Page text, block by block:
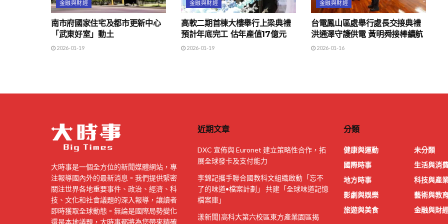
金融與財經
南市府國家住宅及都市更新中心
「武東好室」動土
2026-01-19
金融與財經
高軟二期首棟大樓舉行上梁典禮
預計年底完工 估年產值17億元
2026-01-19
金融與財經
台電鳳山區處舉行處長交接典禮
洪通澤守護供電 黃明舜接棒續航
2026-01-16
大時事是一個全方位的新聞媒體網站，專
注報導國內外的最新消息。我們提供緊密
關注世界各地重要事件、政治、經濟、科
技、文化和社會議題的深入報導，讓讀者
即時獲取全球動態。無論是國際局勢變化
還是本地議題，大時事都將為您帶來精確
近期文章
DXC 宣佈與 Euronet 建立策略性合作，拓
展全球發卡及支付能力
李錦記攜手聯合國教科文組織啟動「忘不
了的味道•檔案計劃」 共建「全球味道記憶
檔案庫」
漾新聞|高科大第六校區東方產業園區揭
分類
健康與運動
國際時事
地方時事
影劇與娛樂
旅遊與美食
未分類
生活與消
科技與產
藝術與教
金融與財